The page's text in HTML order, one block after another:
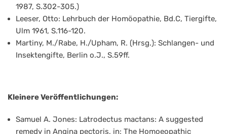
1987, S.302-305.)
Leeser, Otto: Lehrbuch der Homöopathie, Bd.C, Tiergifte,
Ulm 1961, S.116-120.
Martiny, M./Rabe, H./Upham, R. (Hrsg.): Schlangen- und
Insektengifte, Berlin o.J., S.59ff.
Kleinere Veröffentlichungen:
Samuel A. Jones: Latrodectus mactans: A suggested
remedy in Angina pectoris, in: The Homoeopathic